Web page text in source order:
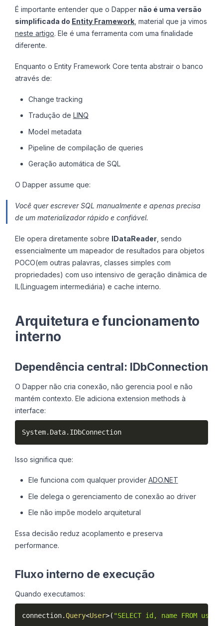
É importante entender que o Dapper não é uma versão
simplificada do Entity Framework , material que ja vimos
neste artigo. Ele é uma ferramenta com uma finalidade
diferente.
Enquanto o Entity Framework Core tenta abstrair o banco
através de:
Change tracking
Tradução de LINQ
Model metadata
Pipeline de compilação de queries
Geração automática de SQL
O Dapper assume que:
Você quer escrever SQL manualmente e apenas precisa
de um materializador rápido e confiável.
Ele opera diretamente sobre IDataReader , sendo
essencialmente um mapeador de resultados para objetos
POCO(em outras palavras, classes simples com
propriedades) com uso intensivo de geração dinâmica de
IL(Linguagem intermediária) e cache interno.
Arquitetura e funcionamento
interno
Dependência central: IDbConnection
O Dapper não cria conexão, não gerencia pool e não
mantém contexto. Ele adiciona extension methods à
interface:
System. Data. IDbConnection
Isso significa que:
Ele funciona com qualquer provider ADO.NET
Ele delega o gerenciamento de conexão ao driver
Ele não impõe modelo arquitetural
Essa decisão reduz acoplamento e preserva
performance.
Fluxo interno de execução
Quando executamos:
connection.Query<User>( "SELECT id, name FROM